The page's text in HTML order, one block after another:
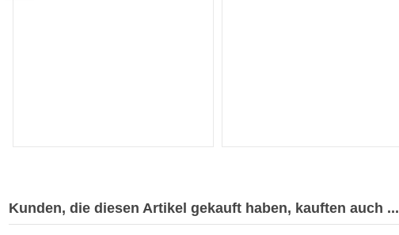
Kunden, die diesen Artikel gekauft haben, kauften auch ...